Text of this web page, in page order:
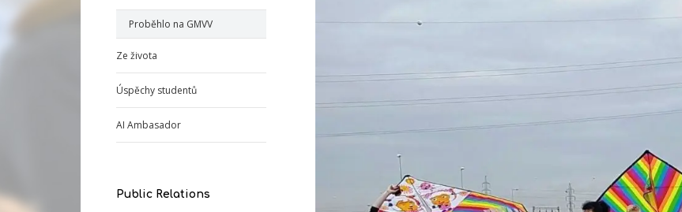
Proběhlo na GMVV
Ze života
Úspěchy studentů
AI Ambasador
Public Relations